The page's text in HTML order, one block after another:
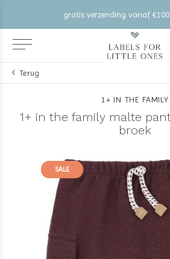
gratis verzending vanaf €100
Terug
1+ IN THE FAMILY
1+ in the family malte
broek
SALE
SALE